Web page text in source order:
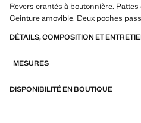
Revers crantés à boutonnière.
Ceinture amovible. Deux poches
double boutonnage. Ouverture arrière
DÉTAILS, COMPOSITION ET
MESURES
DISPONIBILITÉ EN BOUTIQUE